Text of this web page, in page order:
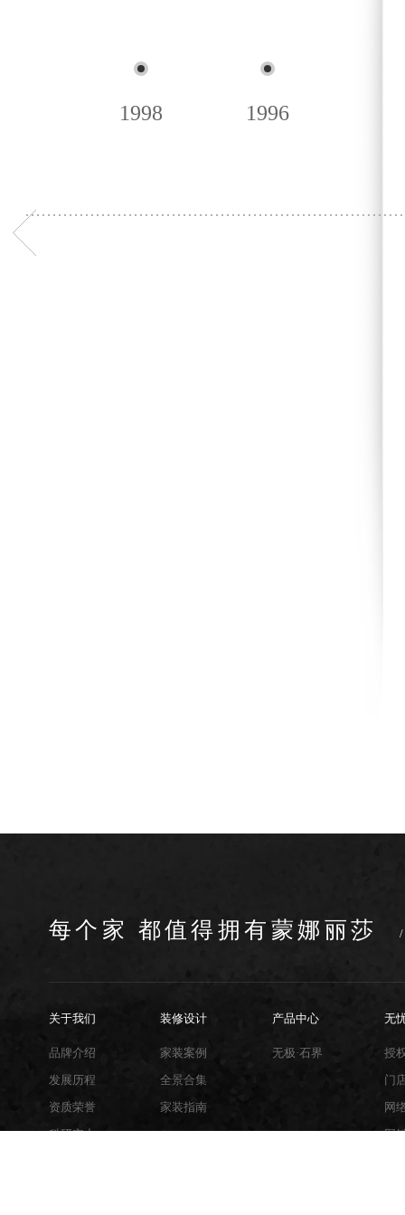
1998 1996
每个家 都值得拥有蒙娜丽莎
关于我们
品牌介绍
发展历程
资质荣誉
科研实力
装修设计
家装案例
全景合集
家装指南
产品中心
无极·石界
无
授
门
网
网